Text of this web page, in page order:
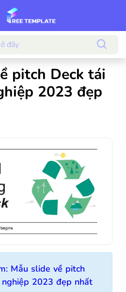
pitch Deck tái
2023 đẹp
Mẫu slide về pitch
nghiệp 2023 đẹp nhất